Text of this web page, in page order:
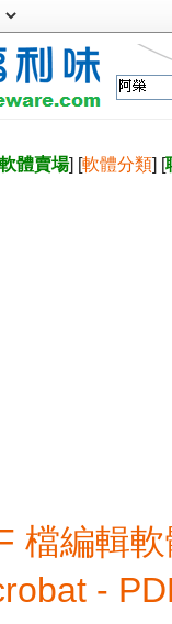
軟體賣場] [軟體分類] [
檔編輯
-